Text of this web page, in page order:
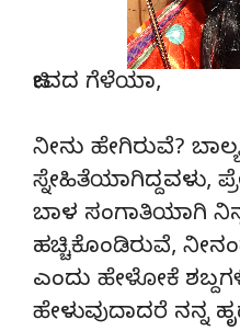
ಜೀವದ ಗೆಳೆಯಾ,
ನೀನು ಹೇಗಿರುವೆ?
ಸ್ನೇಹಿತೆಯಾಗಿದ್ದವಳು,
ಬಾಳ ಸಂಗಾತಿಯಾಗಿ
ಹಚ್ಚಿಕೊಂಡಿರುವೆ,
ಎಂದು ಹೇಳೋಕೆ
ಹೇಳುವುದಾದರೆ ನನ್ನ